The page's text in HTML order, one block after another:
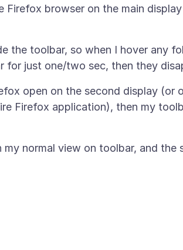
browser on the main
the toolbar, so when I hover any
open on the second display (or
Firefox application), then my
normal view on toolbar, and the